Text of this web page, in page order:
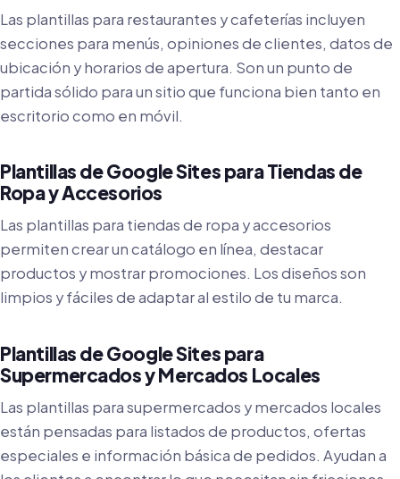
Las plantillas para restaurantes y cafeterías incluyen
secciones para menús, opiniones de clientes, datos de
ubicación y horarios de apertura. Son un punto de
partida sólido para un sitio que funciona bien tanto en
escritorio como en móvil.
Plantillas de Google Sites para Tiendas de
Ropa y Accesorios
Las plantillas para tiendas de ropa y accesorios
permiten crear un catálogo en línea, destacar
productos y mostrar promociones. Los diseños son
limpios y fáciles de adaptar al estilo de tu marca.
Plantillas de Google Sites para
Supermercados y Mercados Locales
Las plantillas para supermercados y mercados locales
están pensadas para listados de productos, ofertas
especiales e información básica de pedidos. Ayudan a